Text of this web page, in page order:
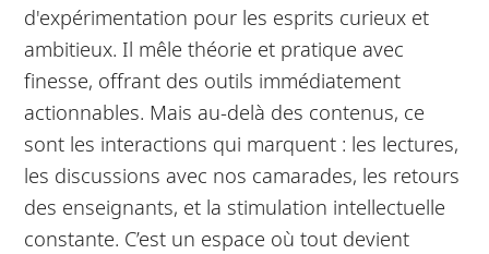
d'expérimentation pour les esprits curieux et
ambitieux. Il mêle théorie et pratique avec
finesse, offrant des outils immédiatement
actionnables. Mais au-delà des contenus, ce
sont les interactions qui marquent : les lectures,
les discussions avec nos camarades, les retours
des enseignants, et la stimulation intellectuelle
constante. C’est un espace où tout devient